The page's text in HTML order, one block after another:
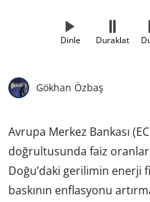
Dinle Duraklat
Gökhan Özbaş
Avrupa Merkez Bankası
doğrultusunda faiz
Doğu’daki gerilimin enerji
baskının enflasyonu